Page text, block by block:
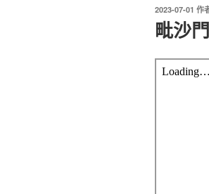
發
佈
於
2023-07-01 作
毗沙